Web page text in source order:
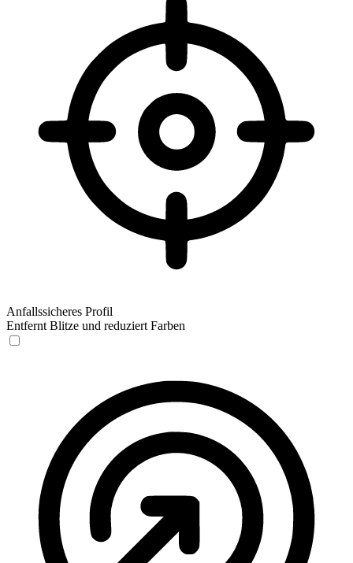
Anfallssicheres Profil
Entfernt Blitze und reduziert Farben